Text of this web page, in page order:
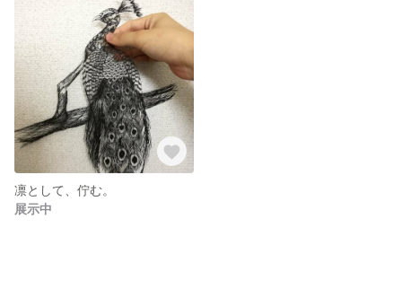
凛として、佇む。
展示中